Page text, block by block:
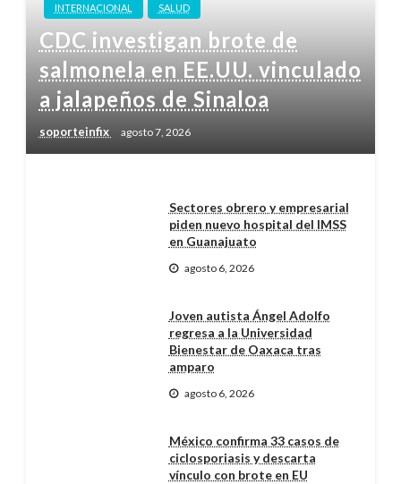
INTERNACIONAL SALUD
CDC investigan brote de
salmonela en EE.UU. vinculado
a jalapeños de Sinaloa
soporteinfix agosto 7, 2026
Sectores obrero y empresarial
piden nuevo hospital del IMSS
en Guanajuato
agosto 6, 2026
Joven autista Ángel Adolfo
regresa a la Universidad
Bienestar de Oaxaca tras
amparo
agosto 6, 2026
México confirma 33 casos de
ciclosporiasis y descarta
vínculo con brote en EU